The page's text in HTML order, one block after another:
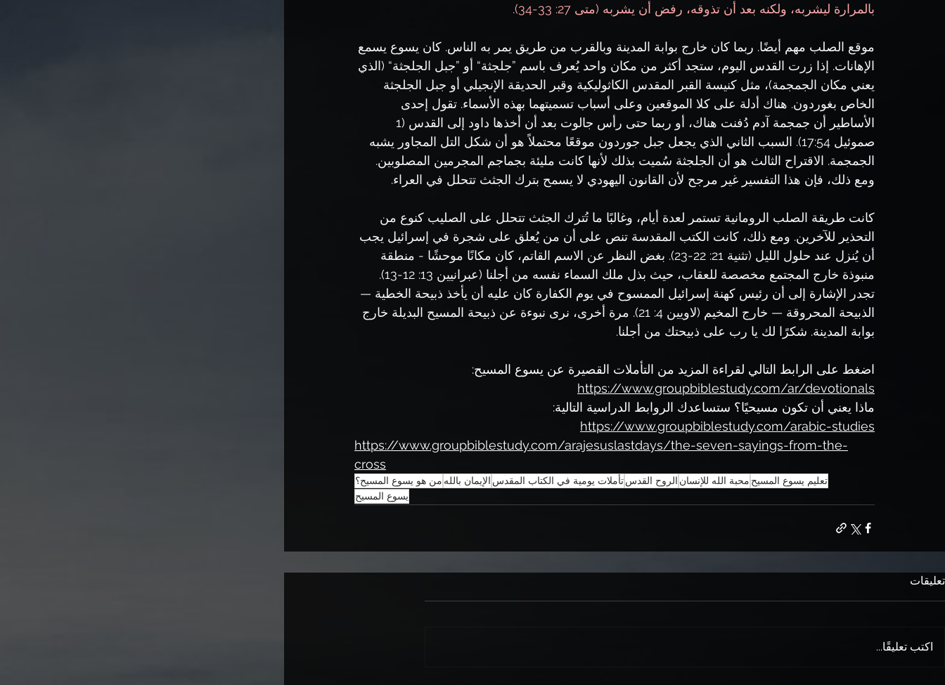
بالمرارة ليشربه، ولكنه بعد أن تذوقه، رفض أن يشربه (متى 27: 33-34).
موقع الصلب مهم أيضًا. ربما كان خارج بوابة المدينة وبالقرب من طريق يمر به الناس. كان يسوع يسمع
الإهانات. إذا زرت القدس اليوم، ستجد أكثر من مكان واحد يُعرف باسم ”جلجثة“ أو ”جبل الجلجثة“ (الذي
يعني مكان الجمجمة)، مثل كنيسة القبر المقدس الكاثوليكية وقبر الحديقة الإنجيلي أو جبل الجلجثة
الخاص بغوردون. هناك أدلة على كلا الموقعين وعلى أسباب تسميتهما بهذه الأسماء. تقول إحدى
صموئيل 17:54). السبب الثاني الذي يجعل جبل جوردون موقعًا محتملاً هو أن شكل التل المجاور يشبه
الجمجمة. الاقتراح الثالث هو أن الجلجثة سُميت بذلك لأنها كانت مليئة بجماجم المجرمين المصلوبين.
ومع ذلك، فإن هذا التفسير غير مرجح لأن القانون اليهودي لا يسمح بترك الجثث تتحلل في العراء.
كانت طريقة الصلب الرومانية تستمر لعدة أيام، وغالبًا ما تُترك الجثث تتحلل على الصليب كنوع من
التحذير للآخرين. ومع ذلك، كانت الكتب المقدسة تنص على أن من يُعلق على شجرة في إسرائيل يجب
أن يُنزل عند حلول الليل (تثنية 21: 22-23). بغض النظر عن الاسم القاتم، كان مكانًا موحشًا - منطقة
منبوذة خارج المجتمع مخصصة للعقاب، حيث بذل ملك السماء نفسه من أجلنا (عبرانيين 13: 12-13).
تجدر الإشارة إلى أن رئيس كهنة إسرائيل الممسوح في يوم الكفارة كان عليه أن يأخذ ذبيحة الخطية —
الذبيحة المحروقة — خارج المخيم (لاويين 4: 21). مرة أخرى، نرى نبوءة عن ذبيحة المسيح البديلة خارج
بوابة المدينة. شكرًا لك يا رب على ذبيحتك من أجلنا.
اضغط على الرابط التالي لقراءة المزيد من التأملات القصيرة عن يسوع المسيح:
https://www.groupbiblestudy.com/ar/devotionals
ماذا يعني أن تكون مسيحيًا؟ ستساعدك الروابط الدراسية التالية:
https://www.groupbiblestudy.com/arabic-studies
https://www.groupbiblestudy.com/arajesuslastdays/the-seven-sayings-from-the-
cross
تعليم يسوع المسيح محبة الله للإنسان الروح القدستأملات يومية في الكتاب المقدس الإيمان بالله من هو يسوع المسيح؟
يسوع المسيح
تعليقات
اكتب تعليقًا...